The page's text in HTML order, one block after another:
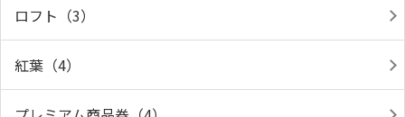
ロフト（3）
紅葉（4）